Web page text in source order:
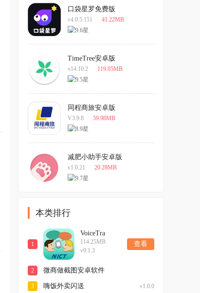
口袋星罗免费版
v4.0.5.151 41.22MB
TimeTree安卓版
v14.10.2 119.05MB
同程商旅安卓版
V3.9.8 59.98MB
减肥小助手安卓版
v1.0.21 20.28MB
本类排行
1
VoiceTra
114.25MB
v9.1.3
查看
2 微商做截图安卓软件
3 嗨饭外卖闪送 v1.0.0